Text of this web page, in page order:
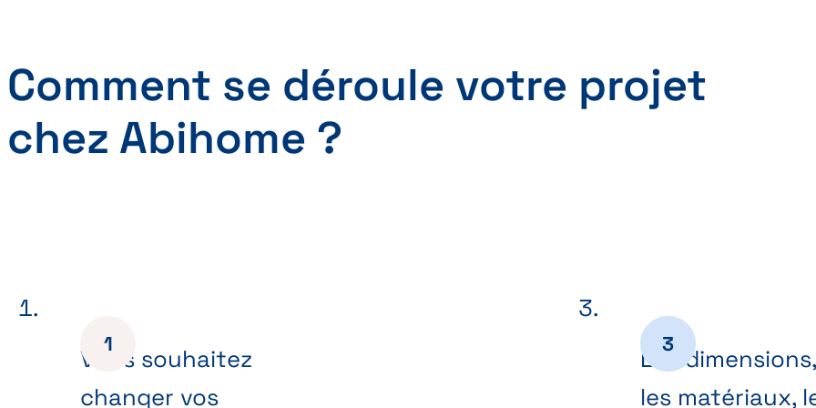
Comment se déroule votre projet
chez Abihome ?
Vous souhaitez
changer vos
Les dimensions,
les matériaux,